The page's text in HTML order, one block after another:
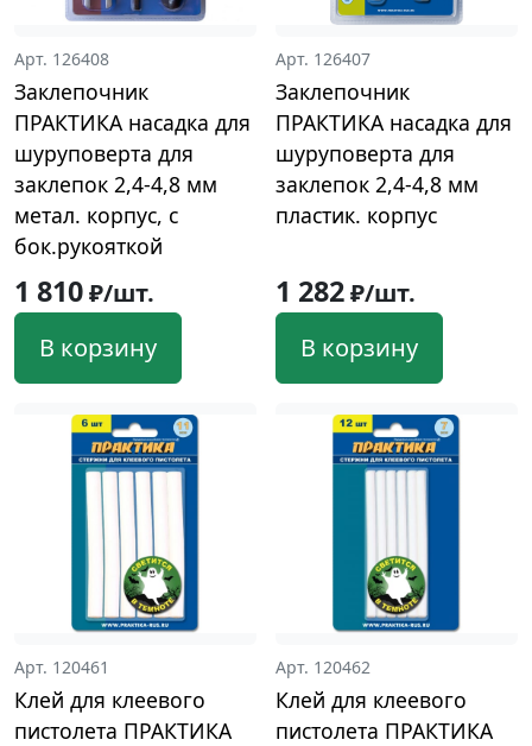
Арт. 126408
Заклепочник
ПРАКТИКА насадка для
шуруповерта для
заклепок 2,4-4,8 мм
метал. корпус, с
бок.рукояткой
1 810₽/шт.
В корзину
Арт. 126407
Заклепочник
ПРАКТИКА насадка для
шуруповерта для
заклепок 2,4-4,8 мм
пластик. корпус
1 282₽/шт.
В корзину
Арт. 120461
Клей для клеевого
пистолета ПРАКТИКА
Арт. 120462
Клей для клеевого
пистолета ПРАКТИКА